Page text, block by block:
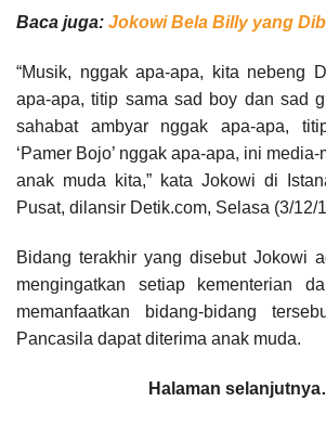
Baca juga: Jokowi Bela Billy yang
“Musik, nggak apa-apa, kita nebeng
apa-apa, titip sama sad boy dan sad
sahabat ambyar nggak apa-apa,
‘Pamer Bojo’ nggak apa-apa, ini
anak muda kita,” kata Jokowi di
Pusat, dilansir Detik.com, Selasa (3/12/
Bidang terakhir yang disebut Jokowi
mengingatkan setiap kementerian
memanfaatkan bidang-bidang
Pancasila dapat diterima anak muda.
Halaman